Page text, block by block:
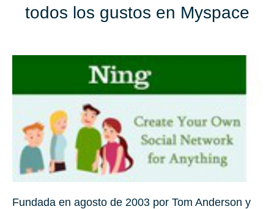
todos los gustos en Myspace
Fundada en agosto de 2003 por Tom Anderson y